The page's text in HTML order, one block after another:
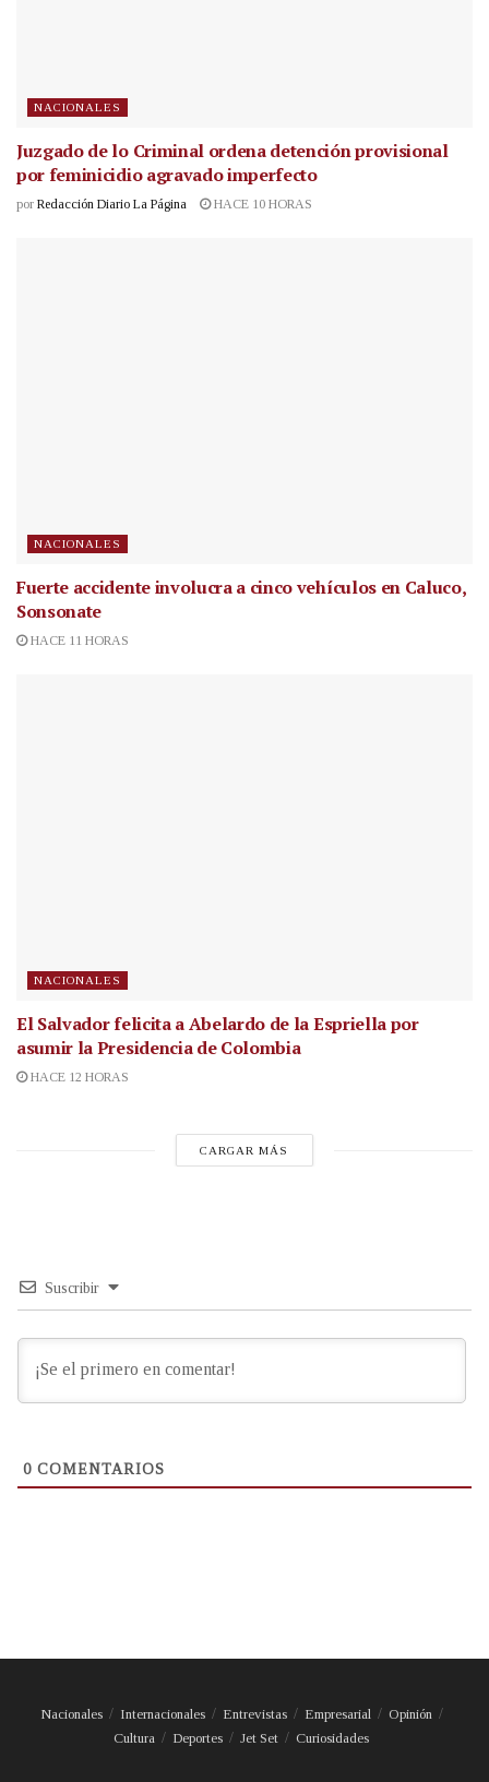
NACIONALES
Juzgado de lo Criminal ordena detención provisional
por feminicidio agravado imperfecto
por Redacción Diario La Página HACE 10 HORAS
NACIONALES
Fuerte accidente involucra a cinco vehículos en Caluco,
Sonsonate
HACE 11 HORAS
NACIONALES
El Salvador felicita a Abelardo de la Espriella por
asumir la Presidencia de Colombia
HACE 12 HORAS
CARGAR MÁS
Suscribir
0 COMENTARIOS
Nacionales Internacionales Entrevistas Empresarial
Opinión
Cultura
Deportes Jet Set Curiosidades